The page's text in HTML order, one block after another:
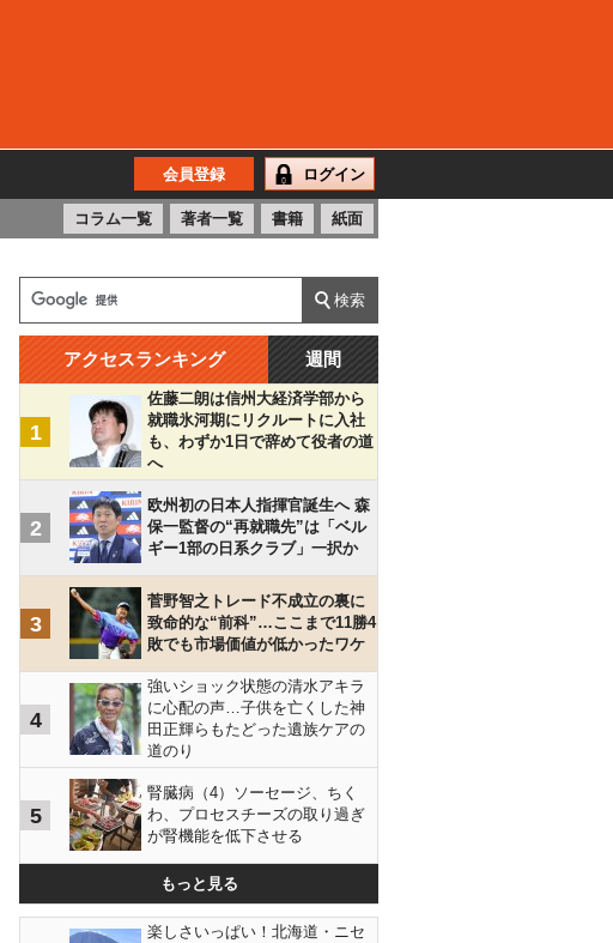
会員登録 ログイン
コラム一覧 著者一覧 書籍 紙面
アクセスランキング 週間
1
佐藤二朗は信州大経済学部から
就職氷河期にリクルートに入社
も、わずか1日で辞めて役者の道
へ
2
欧州初の日本人指揮官誕生へ 森
保一監督の“再就職先”は「ベル
ギー1部の日系クラブ」一択か
3
菅野智之トレード不成立の裏に
致命的な“前科”…ここまで11勝4
敗でも市場価値が低かったワケ
4
強いショック状態の清水アキラ
に心配の声…子供を亡くした神
田正輝らもたどった遺族ケアの
道のり
5
腎臓病（4）ソーセージ、ちく
わ、プロセスチーズの取り過ぎ
が腎機能を低下させる
もっと見る
楽しさいっぱい！北海道・ニセ